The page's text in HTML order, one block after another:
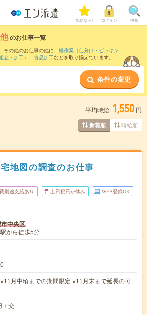
気になる! ログイン 検索
のお仕事一覧
の他のお仕事の他に、 軽作業（仕分け・ピッキン
立・加工） 、 食品加工などを取り揃えています。さ
条件の変更
平均時給: 1,550 円
新着順 時給順
地図の調査のお仕事
別途支給あり 土日祝日が休み WEB登録OK
中央区
から徒歩5分
月中頃までの期間限定 ※11月末まで延長の可
＋交